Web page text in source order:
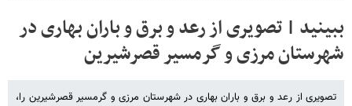
ببینید | تصویری از رعد و برق و باران بهاری در
شهرستان مرزی و گرمسیر قصرشیرین
تصویری از رعد و برق و باران بهاری در شهرستان مرزی و گرمسیر قصرشیرین را،